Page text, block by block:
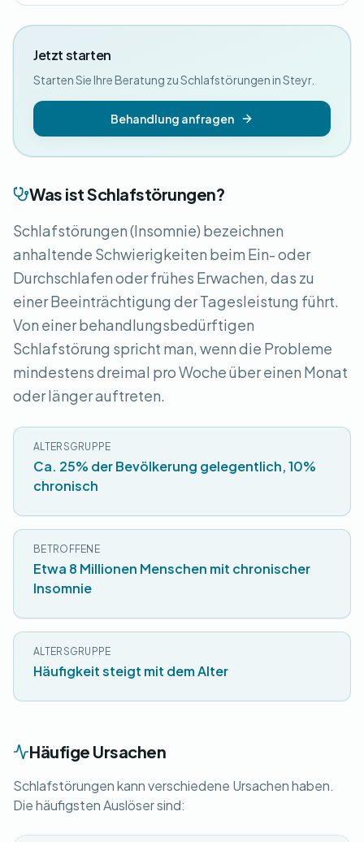
Was ist Schlafstörungen?
Schlafstörungen (Insomnie) bezeichnen
anhaltende Schwierigkeiten beim Ein- oder
Durchschlafen oder frühes Erwachen, das zu
einer Beeinträchtigung der Tagesleistung führt.
Von einer behandlungsbedürftigen
Schlafstörung spricht man, wenn die Probleme
mindestens dreimal pro Woche über einen Monat
oder länger auftreten.
ALTERSGRUPPE
Ca. 25% der Bevölkerung gelegentlich, 10%
chronisch
BETROFFENE
Etwa 8 Millionen Menschen mit chronischer
Insomnie
ALTERSGRUPPE
Häufigkeit steigt mit dem Alter
Häufige Ursachen
Schlafstörungen kann verschiedene Ursachen haben.
Die häufigsten Auslöser sind:
Jetzt starten
Starten Sie Ihre Beratung zu Schlafstörungen in Steyr.
Behandlung anfragen